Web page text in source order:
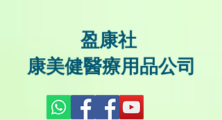
盈康社
康美健醫療用品公司